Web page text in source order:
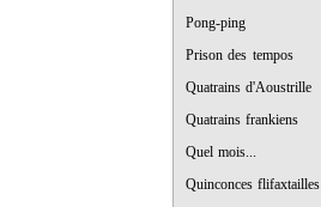
Pong-ping
Prison des tempos
Quatrains d'Aoustrille
Quatrains frankiens
Quel mois...
Quinconces flifaxtailles